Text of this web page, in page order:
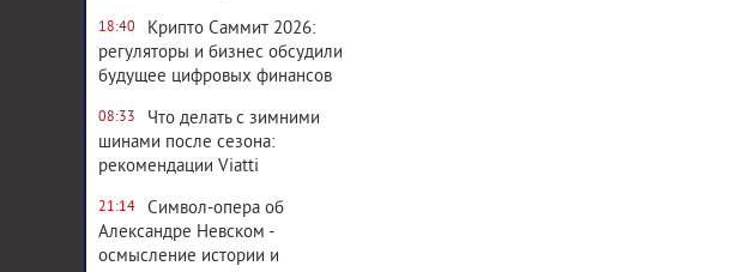
18:40
Крипто Саммит 2026:
регуляторы и бизнес обсудили
будущее цифровых финансов
08:33
Что делать с зимними
шинами после сезона:
рекомендации Viatti
21:14
Символ-опера об
Александре Невском -
осмысление истории и